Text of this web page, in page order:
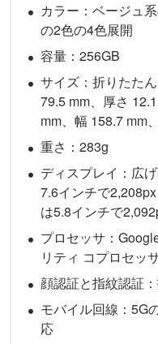
カラー：ベージュ
の2色の4色展開
容量：256GB
サイズ：折りたた
79.5 mm、厚さ
mm、幅 158.7 mm
重さ：283g
ディスプレイ：広
7.6インチで
は5.8インチで
プロセッサ：
リティ コプロセッ
顔認証と指紋認証
モバイル回線：5G
応